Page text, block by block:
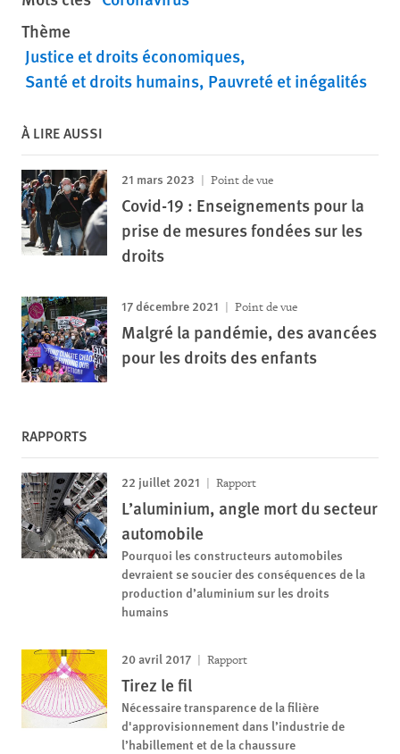
Thème
Justice et droits économiques
Santé et droits humains Pauvreté et inégalités
À LIRE AUSSI
21 mars 2023 Point de vue
Covid-19 : Enseignements pour la
prise de mesures fondées sur les
droits
17 décembre 2021 Point de vue
Malgré la pandémie, des avancées
pour les droits des enfants
RAPPORTS
22 juillet 2021 Rapport
L’aluminium, angle mort du secteur
automobile
Pourquoi les constructeurs automobiles
devraient se soucier des conséquences de la
production d’aluminium sur les droits
humains
20 avril 2017 Rapport
Tirez le fil
Nécessaire transparence de la filière
d'approvisionnement dans l’industrie de
l’habillement et de la chaussure